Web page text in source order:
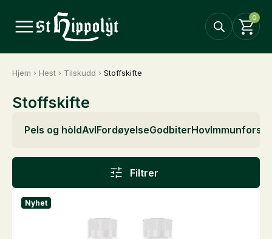
0
Hjem › Hest › Tilskudd › Stoffskifte
Stoffskifte
Pels og hòldAvlFordøyelseGodbiterHov
Filtrer
Nyhet